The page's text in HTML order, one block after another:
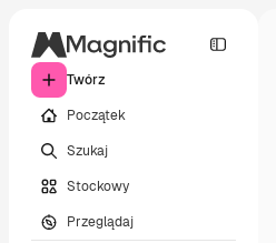
Twórz
Początek
Szukaj
Stockowy
Przeglądaj